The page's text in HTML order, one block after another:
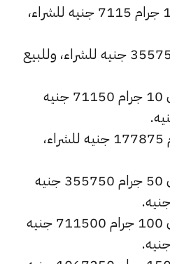
سعر الذهب عيار 21 وزن 1 جرام 7115 جنيه للشراء،
سعر عيار 21 وزن 5 جرام 35575 جنيه للشراء، وللبيع
أسعار الذهب عيار 21 وزن 10 جرام 71150 جنيه
سعر عيار 21 وزن 25 جرام 177875 جنيه للشراء،
أسعار الذهب عيار 21 وزن 50 جرام 355750 جنيه
أسعار الذهب عيار 21 وزن 100 جرام 711500 جنيه